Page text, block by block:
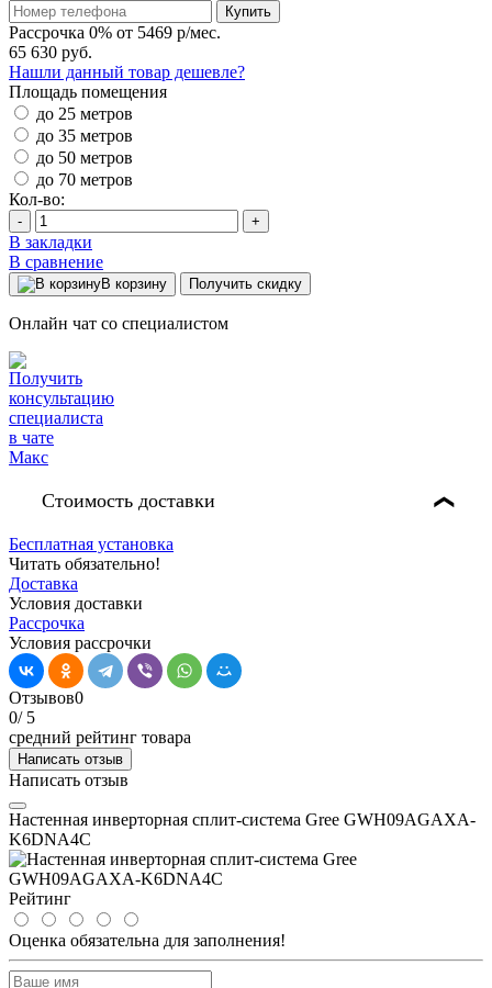
Купить
Рассрочка 0% от 5469 р/мес.
65 630 руб.
Нашли данный товар дешевле?
Площадь помещения
до 25 метров
до 35 метров
до 50 метров
до 70 метров
Кол-во:
- +
В закладки
В сравнение
В корзину Получить скидку
Онлайн чат со специалистом
Стоимость доставки ❯
Бесплатная установка
Читать обязательно!
Доставка
Условия доставки
Рассрочка
Условия рассрочки
Отзывов0
0/ 5
средний рейтинг товара
Написать отзыв
Написать отзыв
Настенная инверторная сплит-система Gree GWH09AGAXA-
K6DNA4C
Рейтинг
Оценка обязательна для заполнения!